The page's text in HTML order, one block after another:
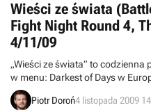
już DLC otrzymają nieco później.
Wieści ze świata
Fight Night Round 4,
4/11/09
„Wieści ze świata” to
w menu: Darkest of Days w
Fight Night Round 4, PlayStation
jeszcze w tym miesiącu w
Piotr Doroń4 listopada 2009